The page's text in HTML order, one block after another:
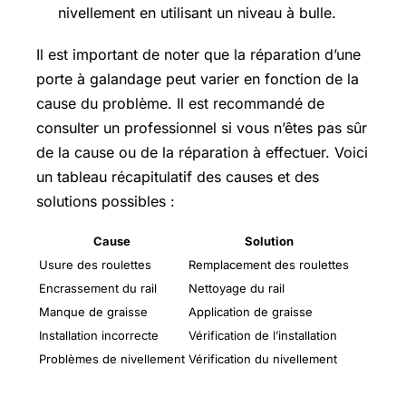
nivellement en utilisant un niveau à bulle.
Il est important de noter que la réparation d’une
porte à galandage peut varier en fonction de la
cause du problème. Il est recommandé de
consulter un professionnel si vous n’êtes pas sûr
de la cause ou de la réparation à effectuer. Voici
un tableau récapitulatif des causes et des
solutions possibles :
Cause
Solution
Usure des roulettes
Remplacement des roulettes
Encrassement du rail
Nettoyage du rail
Manque de graisse
Application de graisse
Installation incorrecte
Vérification de l’installation
Problèmes de nivellement Vérification du nivellement